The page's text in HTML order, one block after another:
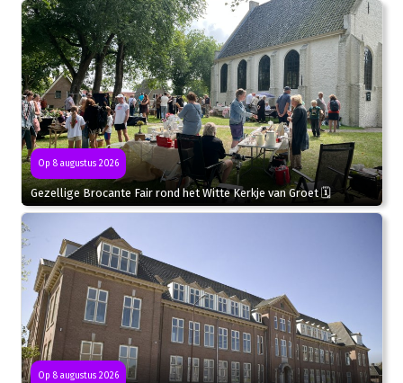
Op 8 augustus 2026
Gezellige Brocante Fair rond het Witte Kerkje van Groet 🗓
Op 8 augustus 2026